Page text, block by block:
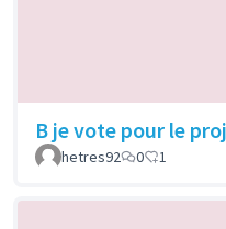
B je vote pour le
hetres92 0 1